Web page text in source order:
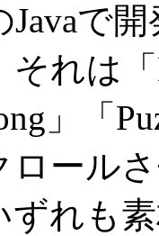
Javaで
れは
」「
ロール
ずれも